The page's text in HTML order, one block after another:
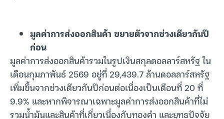
มูลค่าการส่งออกสินค้า ขยายตัวจากช่วงเดียวกันปี
ก่อน
มูลค่าการส่งออกสินค้ารวมในรูปเงินสกุลดอลลาร์สหรัฐ ใน
เดือนกุมภาพันธ์ 2569 อยู่ที่ 29,439.7 ล้านดอลลาร์สหรัฐ
เพิ่มขึ้นจากช่วงเดียวกันปีก่อนต่อเนื่องเป็นเดือนที่ 20 ที่
9.9% และหากพิจารณาเฉพาะมูลค่าการส่งออกสินค้าที่ไม่
รวมน้ำมันและสินค้าที่เกี่ยวเนื่องกับทองคำ และยุทธปัจจัย